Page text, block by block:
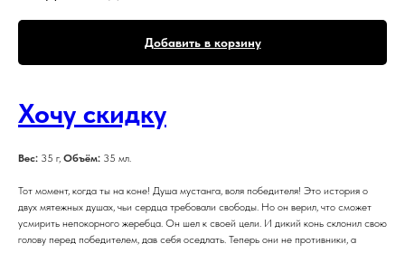
Добавить в корзину
Хочу скидку
Вес: 35 г, Объём: 35 мл.
Тот момент, когда ты на коне! Душа мустанга, воля победителя! Это история о
двух мятежных душах, чьи сердца требовали свободы. Но он верил, что сможет
усмирить непокорного жеребца. Он шел к своей цели. И дикий конь склонил свою
голову перед победителем, дав себя оседлать. Теперь они не противники, а